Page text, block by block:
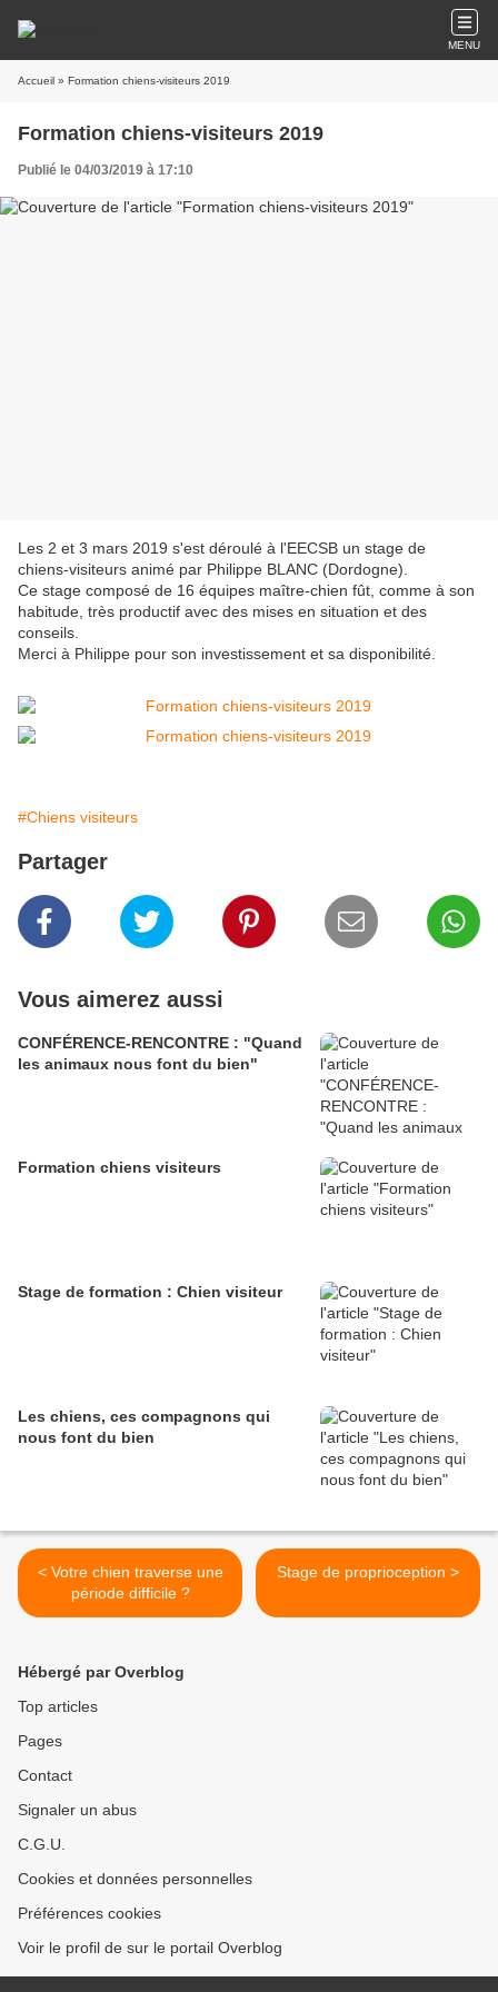
MENU
Accueil » Formation chiens-visiteurs 2019
Formation chiens-visiteurs 2019
Publié le 04/03/2019 à 17:10
Les 2 et 3 mars 2019 s'est déroulé à l'EECSB un stage de
chiens-visiteurs animé par Philippe BLANC (Dordogne).
Ce stage composé de 16 équipes maître-chien fût, comme à son
habitude, très productif avec des mises en situation et des
conseils.
Merci à Philippe pour son investissement et sa disponibilité.
#Chiens visiteurs
Partager
Vous aimerez aussi
CONFÉRENCE-RENCONTRE : "Quand
les animaux nous font du bien"
Formation chiens visiteurs
Stage de formation : Chien visiteur
Les chiens, ces compagnons qui
nous font du bien
< Votre chien traverse une
période difficile ?
Stage de proprioception >
Hébergé par Overblog
Top articles
Pages
Contact
Signaler un abus
C.G.U.
Cookies et données personnelles
Préférences cookies
Voir le profil de sur le portail Overblog